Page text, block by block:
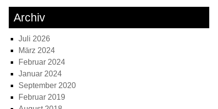
Archiv
Juli 2026
März 2024
Februar 2024
Januar 2024
September 2020
Februar 2019